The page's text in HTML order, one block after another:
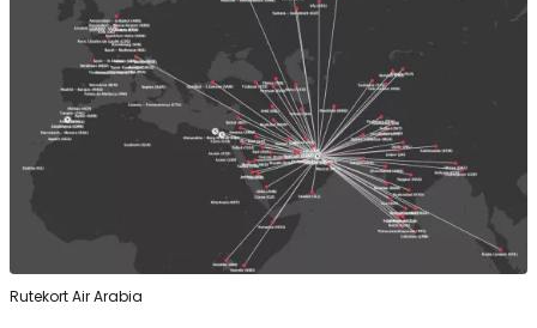
Rutekort Air Arabia